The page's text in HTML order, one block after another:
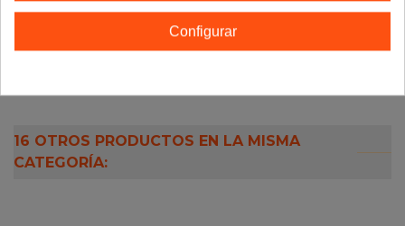
16 OTROS PRODUCTOS EN LA MISMA
CATEGORÍA:
Configurar